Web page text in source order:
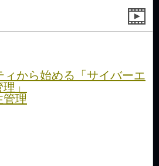
ィから始める「サイバーエ
」
管理